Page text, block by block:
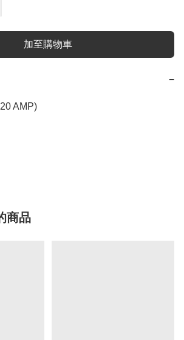
加至購物車
−
AMP)
商品